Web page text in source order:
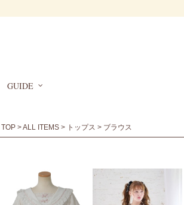
GUIDE
TOP >ALL ITEMS > トップス > ブラウス